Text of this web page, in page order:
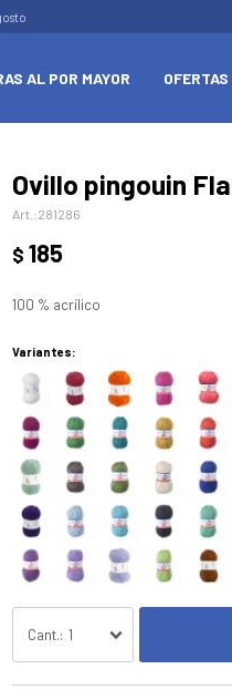
AL POR MAYOR OFERTAS
Ovillo pingouin
281286
$ 185
100 % acrílico
Variantes:
1